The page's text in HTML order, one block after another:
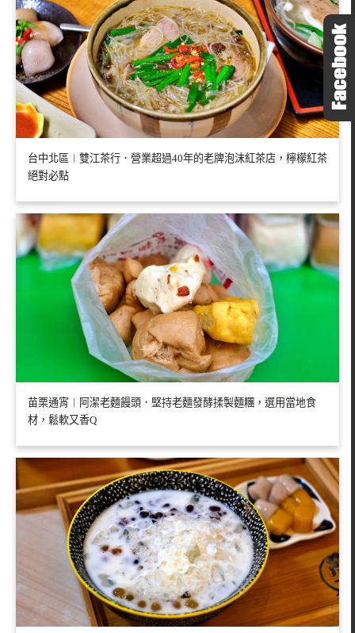
台中北區︱雙江茶行．營業超過40年的老牌泡沫紅茶店，檸檬紅茶
絕對必點
苗栗通宵︱阿潔老麵饅頭．堅持老麵發酵揉製麵糰，選用當地食
材，鬆軟又香Q